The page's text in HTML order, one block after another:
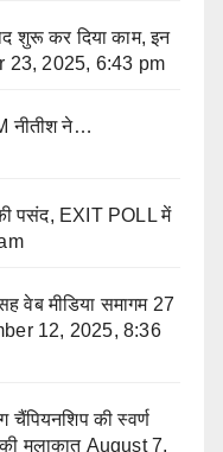
शुरू कर दिया काम, इन
23, 2025, 6:43 pm
नीतीश ने…
की पसंद, EXIT POLL में
वेब मीडिया समागम 27
12, 2025, 8:36
चैंपियनशिप की स्वर्ण
मुलाकात August 7,